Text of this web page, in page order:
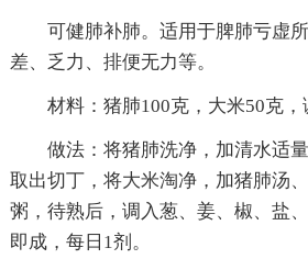
可健肺补肺。适用于脾肺亏虚所
差、乏力、排便无力等。
材料：猪肺100克，大米50克，
做法：将猪肺洗净，加清水适量
取出切丁，将大米淘净，加猪肺汤
粥，待熟后，调入葱、姜、椒、盐
即成，每日1剂。